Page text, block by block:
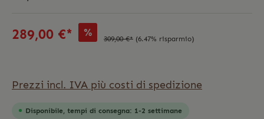
289,00 €* % 309,00 €* (6.47% risparmio)
Prezzi incl. IVA più costi di spedizione
Disponibile, tempi di consegna: 1-2 settimane